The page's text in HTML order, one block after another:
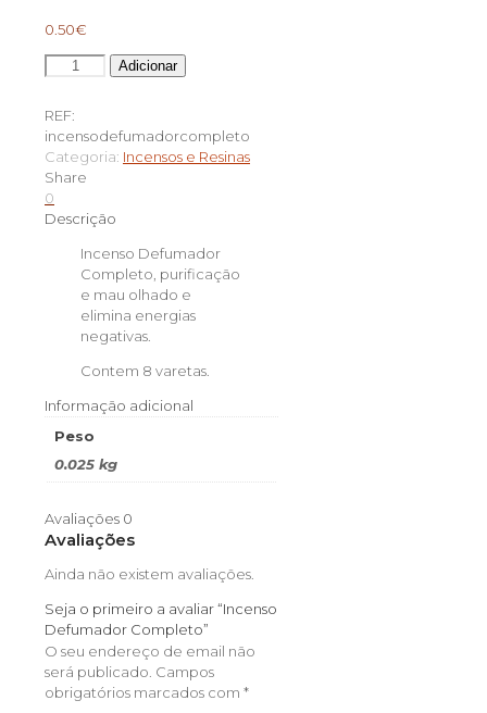
0.50€
Quantidade
de
Defumador
Completo
Adicionar
REF:
incensodefumadorcompleto
Categoria: Incensos e Resinas
Share
0
Descrição
Incenso Defumador
Completo, purificação
e mau olhado e
elimina energias
negativas.
Contem 8 varetas.
Informação adicional
Peso
0.025 kg
Avaliações 0
Avaliações
Ainda não existem avaliações.
Seja o primeiro a avaliar “Incenso
Defumador Completo”
O seu endereço de email não
será publicado. Campos
obrigatórios marcados com *